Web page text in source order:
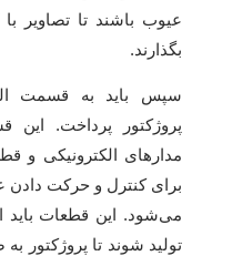
عیوب باشند تا تصاویر
بگذارند.
سپس باید به قسمت
پروژکتور پرداخت.
مدارهای الکترونیکی و
برای کنترل و حرکت دادن
می‌شود. این قطعات باید
تولید شوند تا